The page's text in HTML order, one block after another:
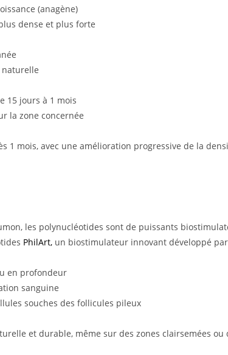
(anagène)
dense et plus forte
15 jours à 1 mois
la zone concernée
1 mois, avec une amélioration progressive de la
les polynucléotides sont de puissants
PhilArt, un biostimulateur innovant développé par
en profondeur
sanguine
souches des follicules pileux
et durable, même sur des zones clairsemées